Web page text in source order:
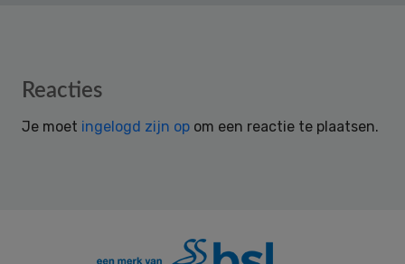
Reader
Reacties
Je moet ingelogd zijn op om een reactie te plaatsen.